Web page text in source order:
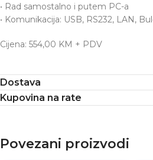
• Rad samostalno i putem PC-a
• Komunikacija: USB, RS232, LAN,
Cijena: 554,00 KM + PDV
Dostava
Kupovina na rate
Povezani proizvodi